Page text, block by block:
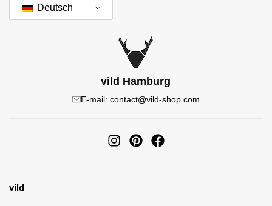
Deutsch
vild Hamburg
E-mail: contact@vild-shop.com
vild